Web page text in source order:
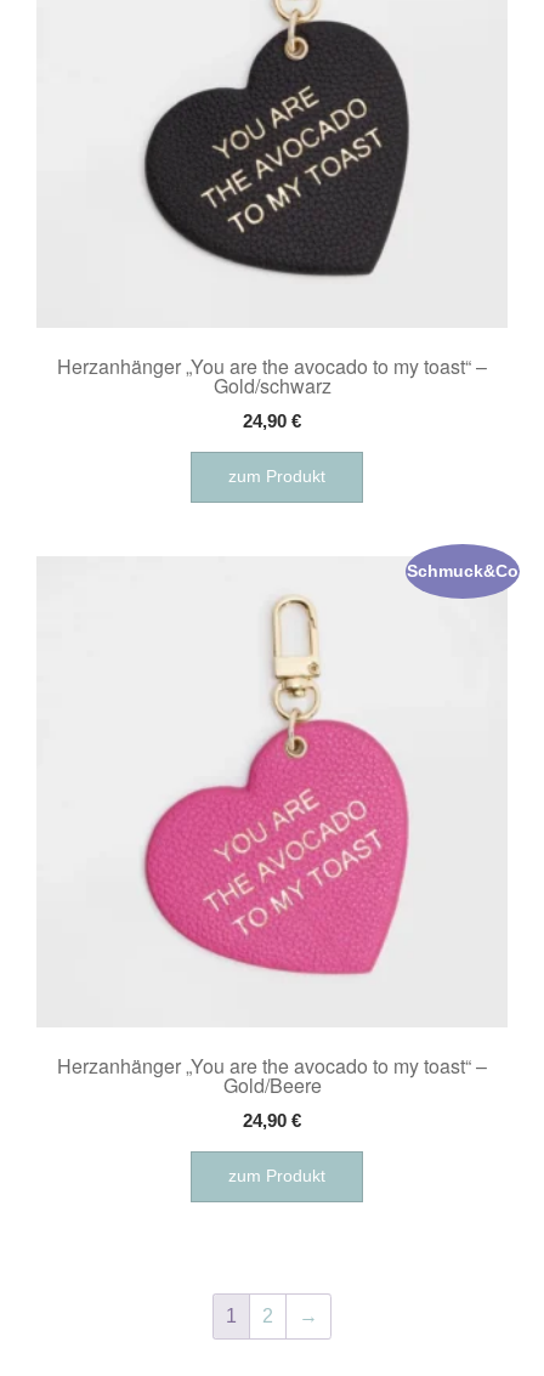
Herzanhänger „You are the avocado to my toast“ –
Gold/schwarz
24,90 €
zum Produkt
Schmuck&Co
Herzanhänger „You are the avocado to my toast“ –
Gold/Beere
24,90 €
zum Produkt
1 2 →